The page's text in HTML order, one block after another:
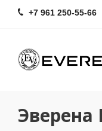
+7 961 250-55-66
Эверена